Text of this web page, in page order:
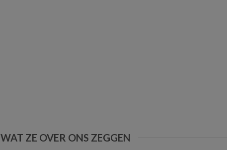
WAT ZE OVER ONS ZEGGEN